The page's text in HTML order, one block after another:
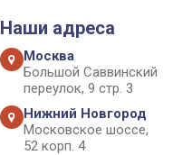
Наши адреса
Москва
Большой Саввинский
переулок, 9 стр. 3
Нижний Новгород
Московское шоссе,
52 корп. 4